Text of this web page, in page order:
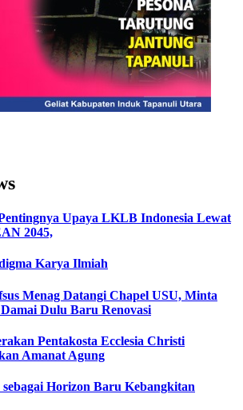
Upaya LKLB Indonesia Lewat
2045,
Karya Ilmiah
Menag Datangi Chapel USU, Minta
Dulu Baru Renovasi
Pentakosta Ecclesia Christi
Amanat Agung
Horizon Baru Kebangkitan